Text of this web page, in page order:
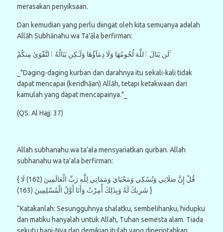
merasakan penyiksaan.
Dan kemudian yang perlu diingat oleh kita semuanya adalah
Allāh Subhānahu wa Ta'āla berfirman:
لَن يَنَالَ ٱللَّهَ لُحُومُهَا وَلَا دِمَآؤُهَا وَلَـٰكِن يَنَالُهُ ٱلتَّقْوَىٰ مِنكُمْ ۚ
_"Daging-daging kurban dan darahnya itu sekali-kali tidak
dapat mencapai (keridhāan) Allāh, tetapi ketakwaan dari
kamulah yang dapat mencapainya."_
(QS. Al Hajj: 37)
Allah subhanahu wa ta’ala mensyariatkan qurban. Allah
subhanahu wa ta’ala berfirman:
{ قُلْ إِنَّ صَلَاتِي وَنُسُكِي وَمَحْيَايَ وَمَمَاتِي لِلَّهِ رَبِّ الْعَالَمِينَ (162) لَا
شَرِيكَ لَهُ وَبِذَلِكَ أُمِرْتُ وَأَنَا أَوَّلُ الْمُسْلِمِينَ (163) }
“Katakanlah: Sesungguhnya shalatku, sembelihanku, hidupku
dan matiku hanyalah untuk Allah, Tuhan semesta alam. Tiada